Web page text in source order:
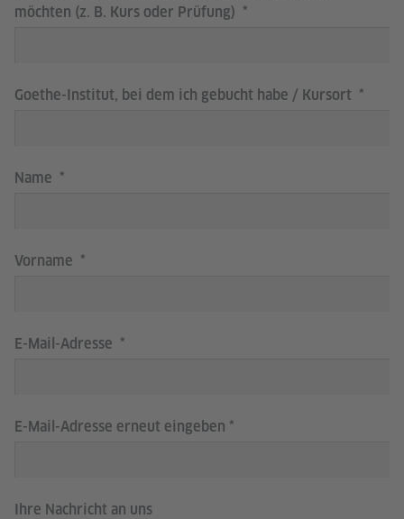
möchten (z. B. Kurs oder Prüfung)
Goethe-Institut, bei dem ich gebucht habe / Kursort
Name
Vorname
E-Mail-Adresse
E-Mail-Adresse erneut eingeben
Ihre Nachricht an uns